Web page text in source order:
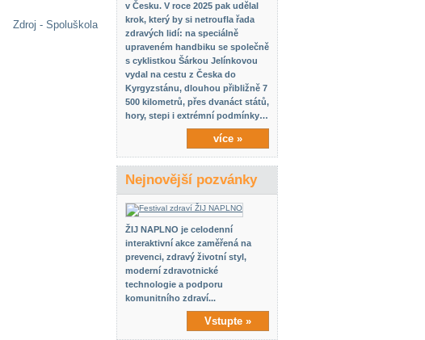
Zdroj - Spoluškola
v Česku. V roce 2025 pak udělal
krok, který by si netroufla řada
zdravých lidí: na speciálně
upraveném handbiku se společně
s cyklistkou Šárkou Jelínkovou
vydal na cestu z Česka do
Kyrgyzstánu, dlouhou přibližně 7
500 kilometrů, přes dvanáct států,
hory, stepi i extrémní podmínky…
více »
Nejnovější pozvánky
ŽIJ NAPLNO je celodenní
interaktivní akce zaměřená na
prevenci, zdravý životní styl,
moderní zdravotnické
technologie a podporu
komunitního zdraví...
Vstupte »